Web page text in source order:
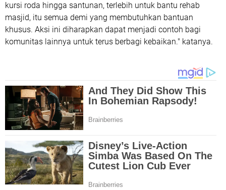
kursi roda hingga santunan, terlebih untuk bantu rehab
masjid, itu semua demi yang membutuhkan bantuan
khusus. Aksi ini diharapkan dapat menjadi contoh bagi
komunitas lainnya untuk terus berbagi kebaikan." katanya.